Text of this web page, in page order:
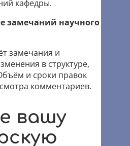
кафедры.
замечаний научного
замечания и
в структуре,
и сроки правок
комментариев.
вашу